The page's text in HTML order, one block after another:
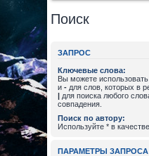
Поиск
ЗАПРОС
Ключевые слова:
Вы можете
и- для слов, которых в
| для поиска любого
совпадения.
Поиск по автору:
Используйте * в
ПАРАМЕТРЫ ЗАПРОСА